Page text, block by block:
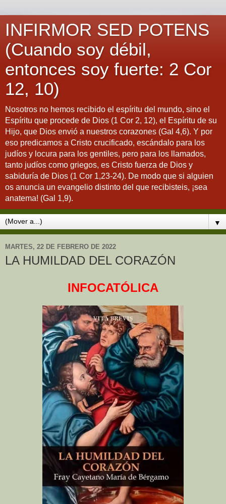
INFIRMOR SED POTENS
(Cuando soy débil,
entonces soy fuerte: 2 Cor
12, 10)
Nosotros no hemos recibido el espíritu del mundo, sino el
Espíritu que procede de Dios (1 Cor 2, 12), el Espíritu de su
Hijo, que Dios envió a nuestros corazones (Gal 4,6). Y por
eso predicamos a Cristo crucificado, escándalo para los
judíos y locura para los gentiles, pero para los llamados,
tanto judíos como griegos, es Cristo fuerza de Dios y
sabiduría de Dios (1 Cor 1,23-24). De modo que si alguien
os anuncia un evangelio distinto del que recibisteis, ¡sea
anatema! (Gal 1,9).
▼
MARTES, 22 DE FEBRERO DE 2022
LA HUMILDAD DEL CORAZÓN
INFOCATÓLICA